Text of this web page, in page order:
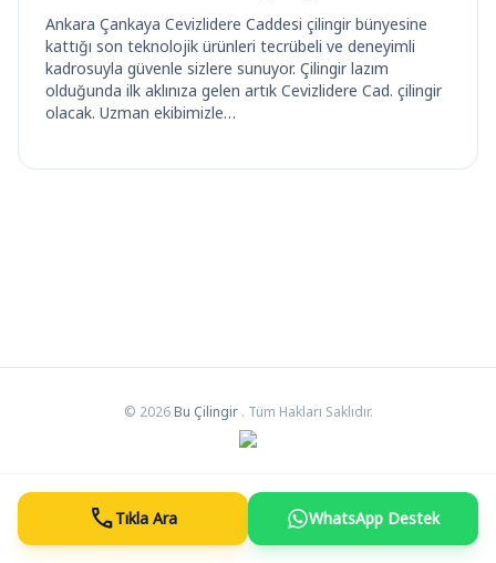
Ankara Çankaya Cevizlidere Caddesi çilingir bünyesine
kattığı son teknolojik ürünleri tecrübeli ve deneyimli
kadrosuyla güvenle sizlere sunuyor. Çilingir lazım
olduğunda ilk aklınıza gelen artık Cevizlidere Cad. çilingir
olacak. Uzman ekibimizle…
© 2026 Bu Çilingir . Tüm Hakları Saklıdır.
callTıkla Ara WhatsApp Destek